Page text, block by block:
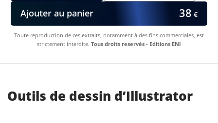
Ajouter au panier 38 €
Toute reproduction de ces extraits, notamment à des fins commerciales, est
strictement interdite. Tous droits reservés - Editions ENI
Outils de dessin d’Illustrator